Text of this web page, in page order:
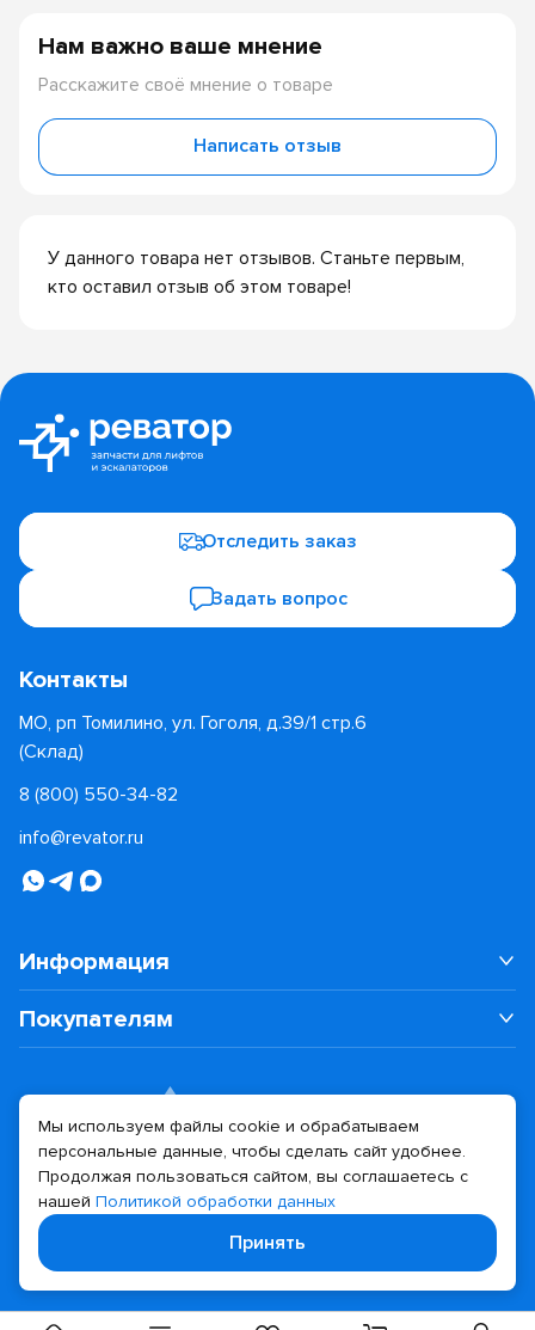
У данного товара нет отзывов. Станьте первым,
кто оставил отзыв об этом товаре!
Нам важно ваше мнение
Расскажите своё мнение о товаре
Написать отзыв
Отследить заказ
Задать вопрос
Контакты
МО, рп Томилино, ул. Гоголя, д.39/1 стр.6
(Склад)
8 (800) 550-34-82
info@revator.ru
Информация
Покупателям
Политика конфиденциальности
Дизайн сайта Разработка сайта
Мы используем файлы cookie и обрабатываем
персональные данные, чтобы сделать сайт удобнее.
Продолжая пользоваться сайтом, вы соглашаетесь с
нашей Политикой обработки данных
Принять